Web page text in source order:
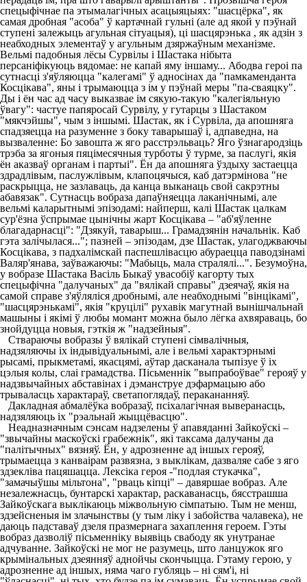
спецыфічнае па этымалагічных асацыяцыях: "шасцёрка", як
самая дробная "асоба" ў картачнай гульні (але ад якой у пэўнай
ступені залежыць агульная сітуацыя), ці шасцярэнька , як адзін з
неабходных элементаў у агульным дзяржаўным механізме.
Вельмі падобныя лёсы Сурвілы і Шастака нібыта
персаніфікуюць вядомае: не капай яму іншаму... Абодва героі па
сутнасці з'яўляюцца "калегамі" ў адносінах да "памкаменданта
Косцікава", яны і трымаюцца з ім у пэўнай меры "па-сваяцку".
Ды і ён час ад часу выказвае ім сякую-такую "калегіяльную
ўвагу": частуе папяросай Сурвілу, у гутарцы з Шастаком
"мякчэйшы", чым з іншымі. Шастак, як і Сурвіла, да апошняга
спадзяецца на разуменне з боку таварышаў і, адпаведна, на
вызваленне: Бо завошта ж яго расстрэльваць? Яго ўзнагародзіць
трэба за ягоныя пяцімесячныя турботы ў турме, за паслугі, якія
ён аказваў органам і партыі". Ён да апошняга ўздыху застаецца
здрадлівым, паслужлівым, клапоцячыся, каб датэрмінова "не
раскрыцца, не зазлаваць, да канца выканаць свой сакрэтны
абавязак". Сутнасць вобраза дапаўняецца лаканічнымі, але
вельмі каларытнымі эпізодамі: найперш, калі Шастак цалкам
сур'ёзна ўспрымае цынічны жарт Косцікава – "аб'яўленне
благадарнасці": "Дзякуй, таварыш... Грамадзянін начальнік. Каб
гэта залічылася..."; пазней – эпізодам, дзе Шастак, улагоджваючы
Косцікава, з падхалімскай паспешлівасцю абураецца паводзінамі
Валяр'янава, заўважаючы: "Мабыць, мала стралялі...". Безумоўна,
у вобразе Шастака Васіль Быкаў увасобіў кагорту тых
спецыфічна "далучаных" да "вялікай справы" дзеячаў, якія на
самой справе з'яўляліся дробнымі, але неабходнымі "вінцікамі",
"шасцярэнькамі", якія "круцілі" рухавік магутнай вынішчальнай
машыны і якімі ў любы момант можна было лёгка ахвяраваць, бо
знойдуцца новыя, гэткія ж "надзейныя".
Ствараючы вобразы ў вялікай ступені сімвалічныя,
надзяляючы іх індывідуальнымі, але і вельмі характэрнымі
рысамі, прыкметамі, якасцямі, аўтар дасканала тыпізуе ў іх
цэлыя колы, слаі грамадства. Пісьменнік "выпрабоўвае" герояў у
надзвычайных абставінах і дэманструе дэфармацыю або
трываласць характараў, светапоглядаў, перакананняў.
Дакладная абмалёўка вобразаў, псіхалагічная выверанасць,
надзяляюць іх "рэальнай жыццёвасцю".
Неадназначным сэнсам надзелены ў апавяданні Зайкоўскі –
"звычайны маскоўскі грабежнік", які таксама далучаны да
"палітычных" вязняў. Ён, у адрозненне ад іншых герояў,
трымаецца з канваірам развязна, з выклікам, дазваляе сабе з яго
здзекліва пацяшацца. Лексіка героя -"подлая стукачка",
"замачыўшы мільтона", "рваць кіпці" – давяршае вобраз. Але
незалежнасць, бунтарскі характар, раскаванасць, бясстрашша
Зайкоўскага выклікаюць міжвольную сімпатыю. Тым не менш,
здзейсненыя ім злачынствы (у тым ліку і забойства чалавека), не
даюць падставаў дзеля празмернага захаплення героем. Гэты
вобраз дазволіў пісьменніку выявіць свабоду як унутранае
адчуванне. Зайкоўскі не мог не разумець, што ланцужок яго
крымінальных дзеянняў аднойчы скончыцца. Гэтаму герою, у
адрозненне ад іншых, няма чаго губляць – ні сям'і, ні